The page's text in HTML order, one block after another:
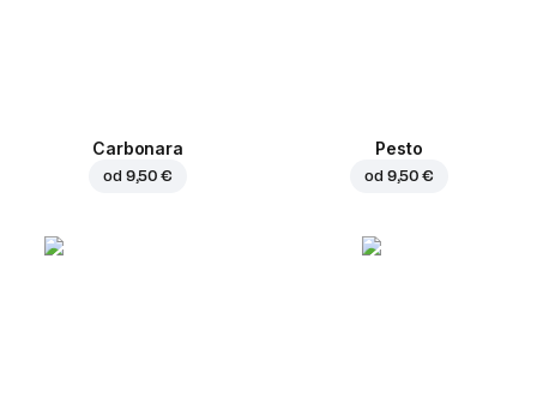
Carbonara
od 9,50 €
Pesto
od 9,50 €